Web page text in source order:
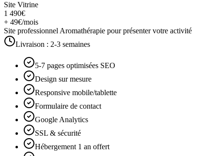
Site Vitrine
1 490€
+ 49€/mois
Site professionnel Aromathérapie pour présenter votre activité
Livraison : 2-3 semaines
5-7 pages optimisées SEO
Design sur mesure
Responsive mobile/tablette
Formulaire de contact
Google Analytics
SSL & sécurité
Hébergement 1 an offert